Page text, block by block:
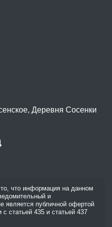
Деревня Сосенки
что информация на данном
и
является публичной офертой
статьей 435 и статьей 437